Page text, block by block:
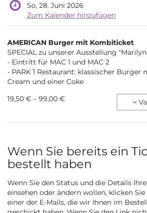
So, 28. Juni 2026
Zum Kalender hinzufügen
Unkategorisierte
Produkte
AMERICAN Burger mit Kombiticket
SPECIAL zu unserer Ausstellung "Marilyn
- Eintritt für MAC 1 und MAC 2
- PARK 1 Restaurant: klassischer Burger
Cream und einer Coke
von
19,50 € – 99,00 €
Wenn Sie bereits ein
bestellt haben
Wenn Sie den Status und die Details
einsehen oder ändern wollen, klicken
einer der E-Mails, die wir Ihnen im